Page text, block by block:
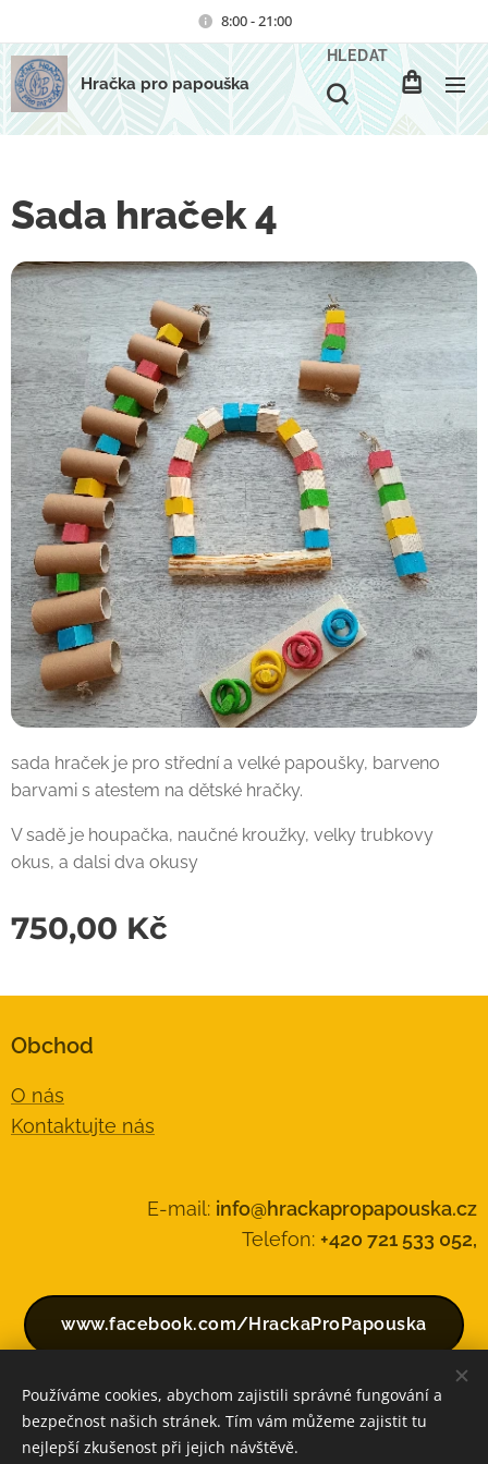
8:00 - 21:00
Hračka pro papouška
HLEDAT
Sada hraček 4
sada hraček je pro střední a velké papoušky, barveno
barvami s atestem na dětské hračky.
V sadě je houpačka, naučné kroužky, velky trubkovy
okus, a dalsi dva okusy
750,00 Kč
Obchod
O nás
Kontaktujte nás
E-mail: info@hrackapropapouska.cz
Telefon: +420 721 533 052,
www.facebook.com/HrackaProPapouska
Vytvořeno službouWebnode Cookies
Používáme cookies, abychom zajistili správné fungování a
bezpečnost našich stránek. Tím vám můžeme zajistit tu
nejlepší zkušenost při jejich návštěvě.